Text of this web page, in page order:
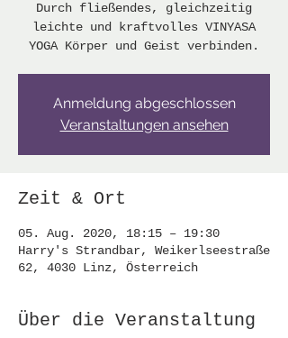
​Durch fließendes, gleichzeitig
leichte und kraftvolles VINYASA
YOGA Körper und Geist verbinden.
Anmeldung abgeschlossen
Veranstaltungen ansehen
Zeit & Ort
05. Aug. 2020, 18:15 – 19:30
Harry's Strandbar, Weikerlseestraße
62, 4030 Linz, Österreich
Über die Veranstaltung